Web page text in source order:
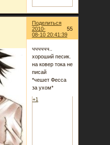
Поделиться
55
2010-
08-10 20:41:39
чччччч..
хороший песик.
на ковер тока не
писай
*чешет Фесса
за ухом*
+1